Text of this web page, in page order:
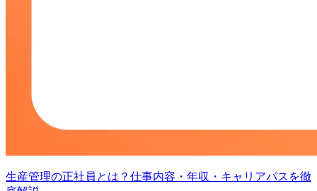
生産管理の正社員とは？仕事内容・年収・キャリアパスを徹